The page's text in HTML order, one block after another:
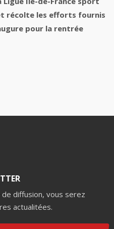
récolte les efforts fournis
pour la rentrée
diffusion, vous serez
actualitées.